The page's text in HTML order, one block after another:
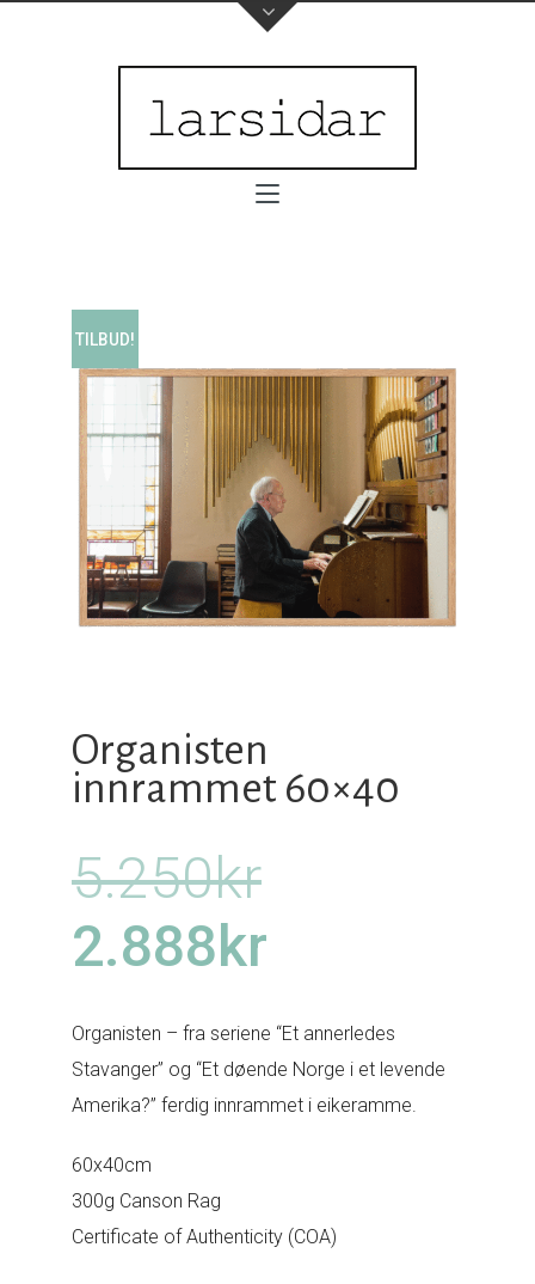
TILBUD!
Organisten
innrammet 60×40
5.250kr
var:
5.250kr.
2.888kr
pris
er:
Organisten – fra seriene “Et annerledes
Stavanger” og “Et døende Norge i et levende
Amerika?” ferdig innrammet i eikeramme.
60x40cm
300g Canson Rag
Certificate of Authenticity (COA)